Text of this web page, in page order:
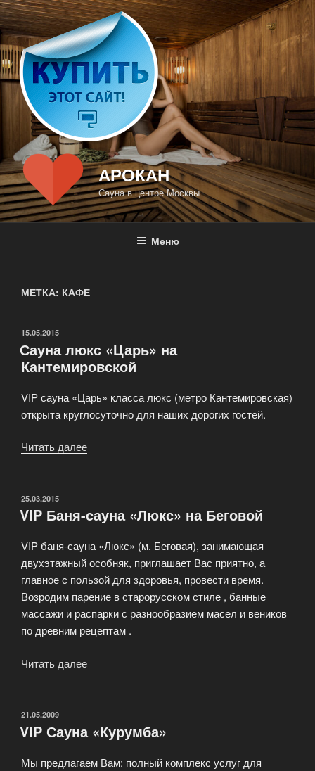
Перейти
к
содержимому
АРОКАН
Сауна в центре Москвы
Меню
МЕТКА: КАФЕ
ОПУБЛИКОВАНО
15.05.2015
Сауна люкс «Царь» на
Кантемировской
VIP сауна «Царь» класса люкс (метро Кантемировская)
открыта круглосуточно для наших дорогих гостей.
Читать далее
Кантемировской»
ОПУБЛИКОВАНО
25.03.2015
VIP Баня-cауна «Люкс» на Беговой
VIP баня-сауна «Люкс» (м. Беговая), занимающая
двухэтажный особняк, приглашает Вас приятно, а
главное с пользой для здоровья, провести время.
Возродим парение в старорусском стиле , банные
массажи и распарки с разнообразием масел и веников
по древним рецептам .
Читать далее
на
ОПУБЛИКОВАНО
21.05.2009
VIP Сауна «Курумба»
Мы предлагаем Вам: полный комплекс услуг для